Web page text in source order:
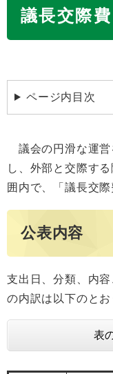
議長交際費
ページ内目次
議会の円滑な運営
し、外部と交際す
囲内で、「議長交
公表内容
支出日、分類、内
の内訳は以下のとお
表